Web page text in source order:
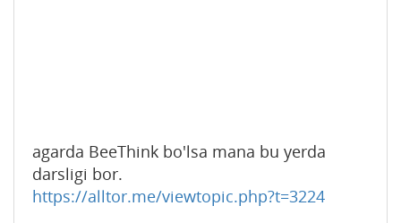
agarda BeeThink bo'lsa mana bu yerda
darsligi bor.
https://alltor.me/viewtopic.php?t=3224